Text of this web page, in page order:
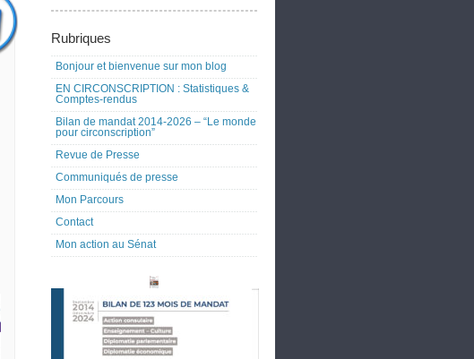
Rubriques
Bonjour et bienvenue sur mon blog
EN CIRCONSCRIPTION : Statistiques &
Comptes-rendus
Bilan de mandat 2014-2026 – “Le monde
pour circonscription”
Revue de Presse
Communiqués de presse
Mon Parcours
Contact
Mon action au Sénat